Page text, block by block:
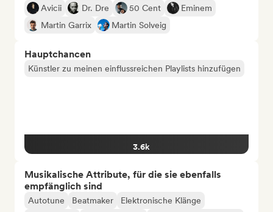
Avicii Dr. Dre 50 Cent
Eminem
Martin Garrix
Martin Solveig
Hauptchancen
Künstler zu meinen einflussreichen Playlists hinzufügen
3.6k
Musikalische Attribute, für die sie ebenfalls
empfänglich sind
Autotune Beatmaker
Elektronische Klänge